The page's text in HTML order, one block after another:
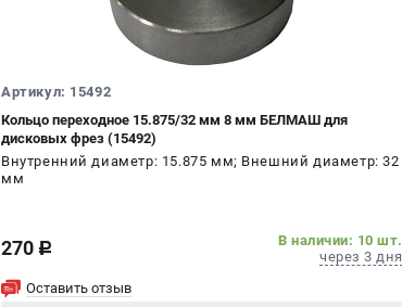
Артикул: 15492
Кольцо переходное 15.875/32 мм 8 мм БЕЛМАШ для
дисковых фрез (15492)
Внутренний диаметр: 15.875 мм; Внешний диаметр: 32
мм
270 c
В наличии: 10 шт.
через 3 дня
Оставить отзыв